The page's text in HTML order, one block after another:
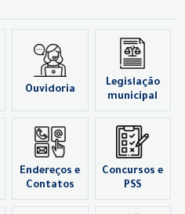
Ouvidoria
Legislação
municipal
Endereços e
Contatos
Concursos e
PSS